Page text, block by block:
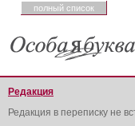
полный список
Редакция
Редакция в переписку не